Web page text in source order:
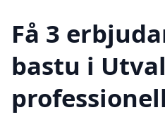
Få 3
bastu i